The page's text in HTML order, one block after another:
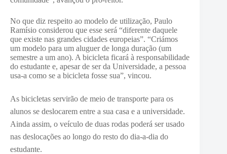
No que diz respeito ao modelo de utilização, Paulo
Ramísio considerou que esse será “diferente daquele
que existe nas grandes cidades europeias”. “Criámos
um modelo para um aluguer de longa duração (um
semestre a um ano). A bicicleta ficará à responsabilidade
do estudante e, apesar de ser da Universidade, a pessoa
usa-a como se a bicicleta fosse sua”, vincou.
As bicicletas servirão de meio de transporte para os
alunos se deslocarem entre a sua casa e a universidade.
Ainda assim, o veículo de duas rodas poderá ser usado
nas deslocações ao longo do resto do dia-a-dia do
estudante.